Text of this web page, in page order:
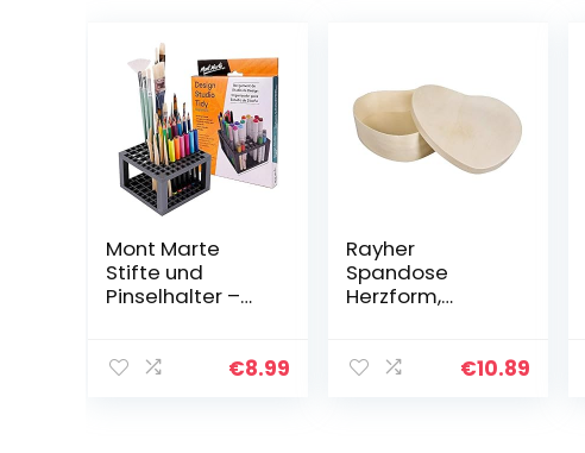
Mont Marte
Stifte und
Pinselhalter –
extra breite
€8.99
Rayher
Spandose
Herzform,
21 x 5.2 cm
€10.89